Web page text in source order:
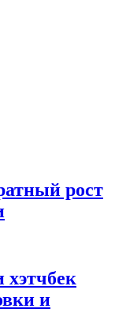
рост
хэтчбек
и